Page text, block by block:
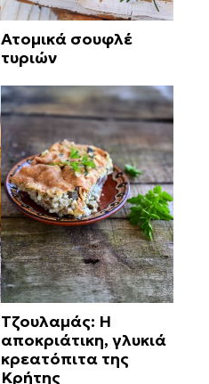
Ατομικά σουφλέ
τυριών
Τζουλαμάς: Η
αποκριάτικη, γλυκιά
κρεατόπιτα της
Κρήτης